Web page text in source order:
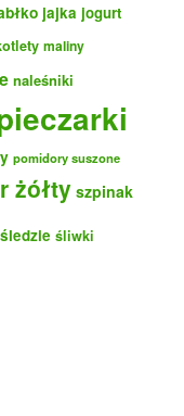
jajka jogurt
maliny
naleśniki
pomidory suszone
żółty szpinak
śledzie śliwki